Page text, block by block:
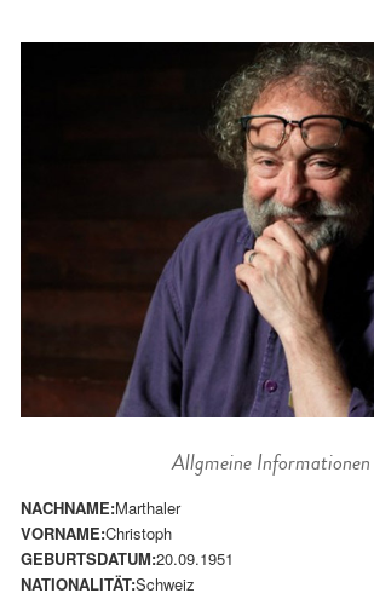
Allgmeine Informationen
NACHNAME:Marthaler
VORNAME:Christoph
GEBURTSDATUM:20.09.1951
NATIONALITÄT:Schweiz